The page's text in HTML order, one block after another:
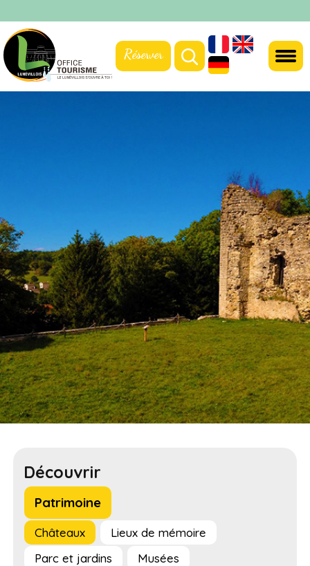
Réserver
Découvrir
Patrimoine
Châteaux
Lieux de mémoire
Parc et jardins
Musées